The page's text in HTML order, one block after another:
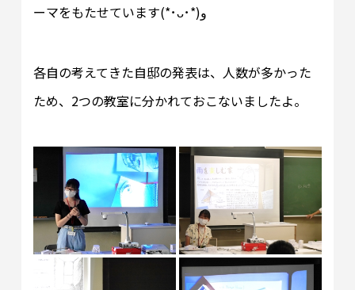
ーマをもたせています(*･ᴗ･*)و
各自の考えてきた自邸の発表は、人数が多かった
ため、2つの教室に分かれておこないましたよ。